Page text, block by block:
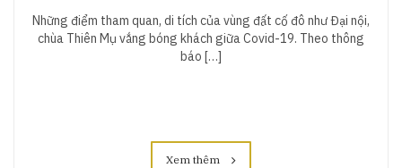
Những điểm tham quan, di tích của vùng đất cố đô như Đại nội,
chùa Thiên Mụ vắng bóng khách giữa Covid-19. Theo thông
báo […]
Xem thêm